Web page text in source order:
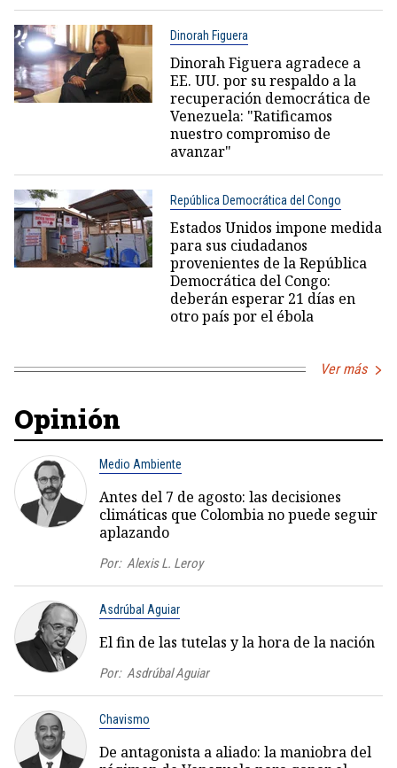
Dinorah Figuera
Dinorah Figuera agradece a
EE. UU. por su respaldo a la
recuperación democrática de
Venezuela: "Ratificamos
nuestro compromiso de
avanzar"
República Democrática del Congo
Estados Unidos impone medida
para sus ciudadanos
provenientes de la República
Democrática del Congo:
deberán esperar 21 días en
otro país por el ébola
Ver más
Opinión
Medio Ambiente
Antes del 7 de agosto: las decisiones
climáticas que Colombia no puede seguir
aplazando
Por: Alexis L. Leroy
Asdrúbal Aguiar
El fin de las tutelas y la hora de la nación
Por: Asdrúbal Aguiar
Chavismo
De antagonista a aliado: la maniobra del